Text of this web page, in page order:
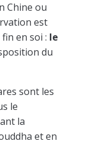
Chine ou
est
en soi : le
du
sont les
le
la
et en